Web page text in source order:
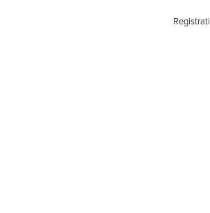
Registrati